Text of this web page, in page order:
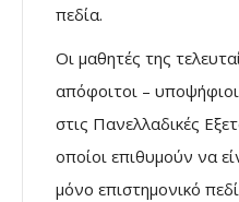
πεδία.
Οι μαθητές της
απόφοιτοι –
στις Πανελλαδικές
οποίοι επιθυμούν να
μόνο επιστημονικό